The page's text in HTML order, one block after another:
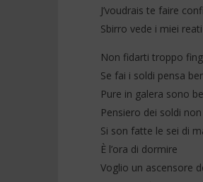
J’voudrais te faire
Sbirro vede i miei
Non fidarti troppo
Se fai i soldi pensa
Pure in galera sono
Pensiero dei soldi
Si son fatte le sei di
È l’ora di dormire
Voglio un ascensore